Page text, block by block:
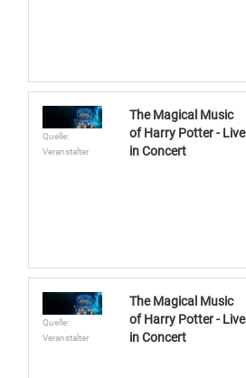
Quelle:
Veranstalter
The Magical Music
of Harry Potter - Live
in Concert
Quelle:
Veranstalter
The Magical Music
of Harry Potter - Live
in Concert